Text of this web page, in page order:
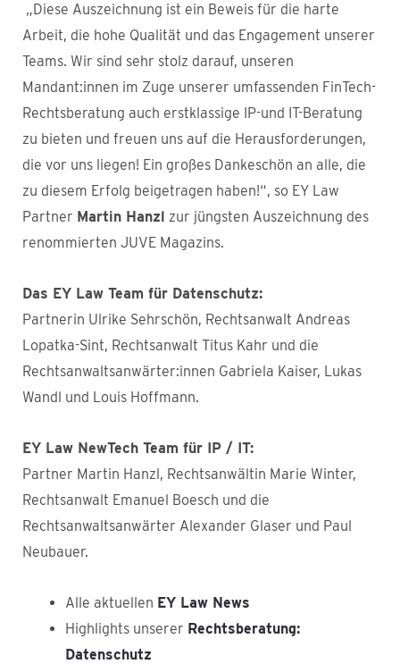
„Diese Auszeichnung ist ein Beweis für die harte
Arbeit, die hohe Qualität und das Engagement unserer
Teams. Wir sind sehr stolz darauf, unseren
Mandant:innen im Zuge unserer umfassenden FinTech-
Rechtsberatung auch erstklassige IP-und IT-Beratung
zu bieten und freuen uns auf die Herausforderungen,
die vor uns liegen! Ein großes Dankeschön an alle, die
zu diesem Erfolg beigetragen haben!“, so EY Law
Partner Martin Hanzl zur jüngsten Auszeichnung des
renommierten JUVE Magazins.
Das EY Law Team für Datenschutz:
Partnerin Ulrike Sehrschön, Rechtsanwalt Andreas
Lopatka-Sint, Rechtsanwalt Titus Kahr und die
Rechtsanwaltsanwärter:innen Gabriela Kaiser, Lukas
Wandl und Louis Hoffmann.
EY Law NewTech Team für IP / IT:
Partner Martin Hanzl, Rechtsanwältin Marie Winter,
Rechtsanwalt Emanuel Boesch und die
Rechtsanwaltsanwärter Alexander Glaser und Paul
Neubauer.
Alle aktuellen EY Law News
Highlights unserer Rechtsberatung:
Datenschutz